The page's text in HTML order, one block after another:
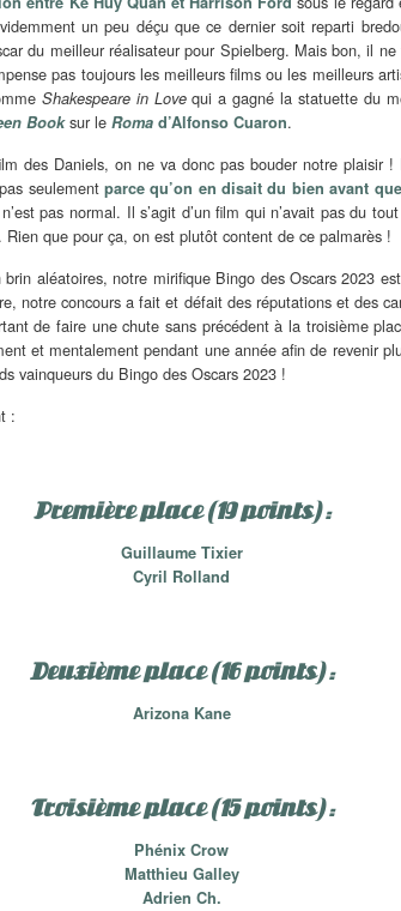
un peu déçu que ce dernier soit reparti
du meilleur réalisateur pour Spielberg. Mais bon, il
pas toujours les meilleurs films ou les meilleurs
Shakespeare in Lovequi a gagné la statuette du
Booksur leRoma d’Alfonso Cuaron.
des Daniels, on ne va donc pas bouder notre plaisir !
seulement parce qu’on en disait du bien avant
pas normal. Il s’agit d’un film qui n’avait pas du
que pour ça, on est plutôt content de ce palmarès !
aléatoires, notre mirifique Bingo des Oscars 2023
notre concours a fait et défait des réputations et des
de faire une chute sans précédent à la troisième
et mentalement pendant une année afin de revenir
vainqueurs du Bingo des Oscars 2023 !
:
Première place (19 points) :
Guillaume Tixier
Cyril Rolland
Deuxième place (16 points) :
Arizona Kane
Troisième place (15 points) :
Phénix Crow
Matthieu Galley
Adrien Ch.